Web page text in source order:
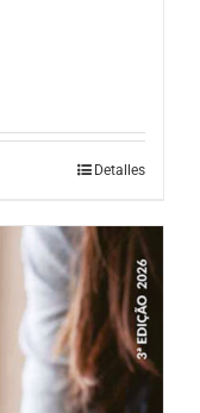
Detalles